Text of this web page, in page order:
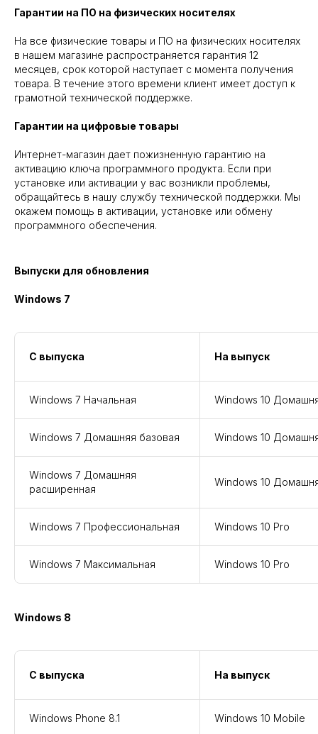
Гарантии на ПО на физических носителях
На все физические товары и ПО на физических носителях
в нашем магазине распространяется гарантия 12
месяцев, срок которой наступает с момента получения
товара. В течение этого времени клиент имеет доступ к
грамотной технической поддержке.
Гарантии на цифровые товары
Интернет-магазин дает пожизненную гарантию на
активацию ключа программного продукта. Если при
установке или активации у вас возникли проблемы,
обращайтесь в нашу службу технической поддержки. Мы
окажем помощь в активации, установке или обмену
программного обеспечения.
Выпуски для обновления
Windows 7
С выпуска На выпуск
Windows 7 Начальная Windows 10
Windows 7 Домашняя базовая Windows 10
Windows 7 Домашняя
расширенная
Windows 10
Windows 7 Профессиональная Windows 10 Pro
Windows 7 Максимальная Windows 10 Pro
Windows 8
С выпуска На выпуск
Windows Phone 8.1 Windows 10 Mobile